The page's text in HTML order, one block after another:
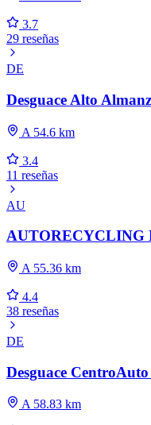
3.7
29 reseñas
DE
Desguace Alto
A 54.6 km
3.4
11 reseñas
AU
AUTORECYCLING
A 55.36 km
4.4
38 reseñas
DE
Desguace
A 58.83 km